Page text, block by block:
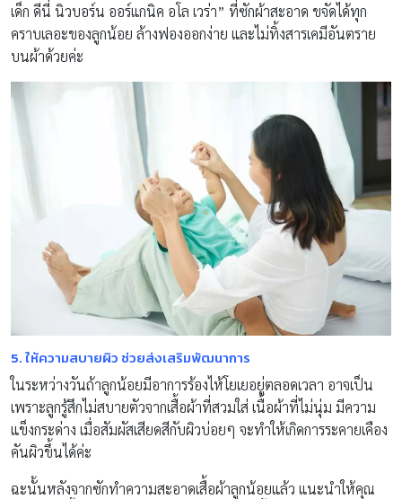
เด็ก ดีนี่ นิวบอร์น ออร์แกนิค อโล เวร่า” ที่ซักผ้าสะอาด ขจัดได้ทุก
คราบเลอะของลูกน้อย ล้างฟองออกง่าย และไม่ทิ้งสารเคมีอันตราย
บนผ้าด้วยค่ะ
5.ให้ความสบายผิว ช่วยส่งเสริมพัฒนาการ
ในระหว่างวันถ้าลูกน้อยมีอาการร้องไห้โยเยอยู่ตลอดเวลา อาจเป็น
เพราะลูกรู้สึกไม่สบายตัวจากเสื้อผ้าที่สวมใส่ เนื้อผ้าที่ไม่นุ่ม มีความ
แข็งกระด่าง เมื่อสัมผัสเสียดสีกับผิวบ่อยๆ จะทำให้เกิดการระคายเคือง
คันผิวขึ้นได้ค่ะ
ฉะนั้นหลังจากซักทำความสะอาดเสื้อผ้าลูกน้อยแล้ว แนะนำให้คุณ